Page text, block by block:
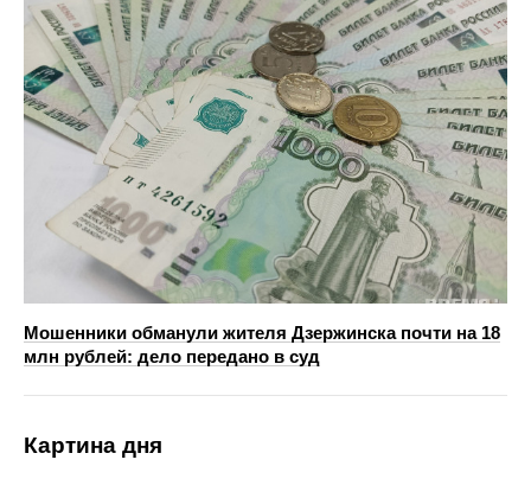
Мошенники обманули жителя Дзержинска почти на 18
млн рублей: дело передано в суд
Картина дня